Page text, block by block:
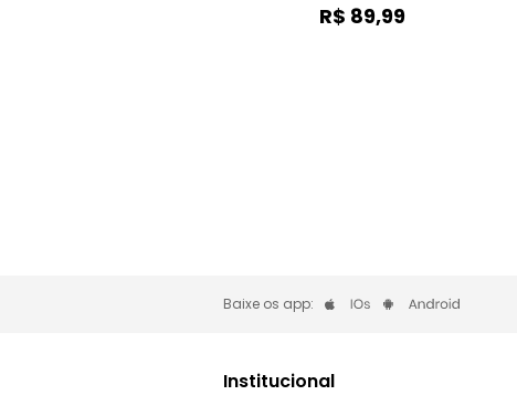
R$ 89,99
Baixe os app:
Institucional